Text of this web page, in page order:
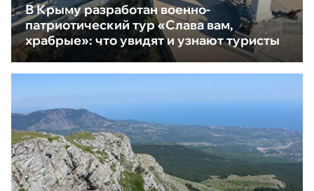
В Крыму разработан военно-
патриотический тур «Слава вам,
храбрые»: что увидят и узнают туристы